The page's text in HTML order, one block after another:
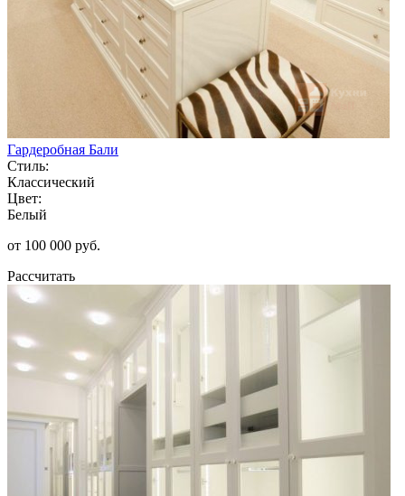
Гардеробная Бали
Стиль:
Классический
Цвет:
Белый
от 100 000 руб.
Рассчитать